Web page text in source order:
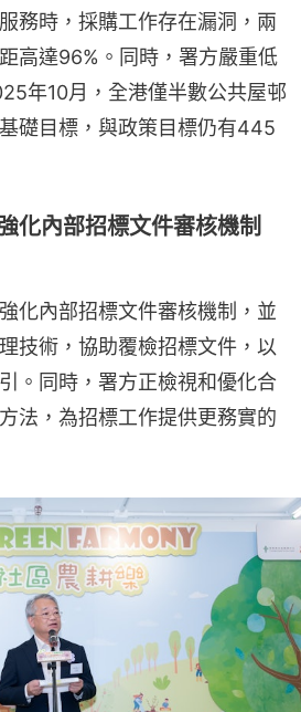
務時，採購工作存在漏洞，兩
高達96%。同時，署方嚴重低
年10月，全港僅半數公共屋邨
礎目標，與政策目標仍有445
化內部招標文件審核機制
化內部招標文件審核機制，並
技術，協助覆檢招標文件，以
。同時，署方正檢視和優化合
法，為招標工作提供更務實的